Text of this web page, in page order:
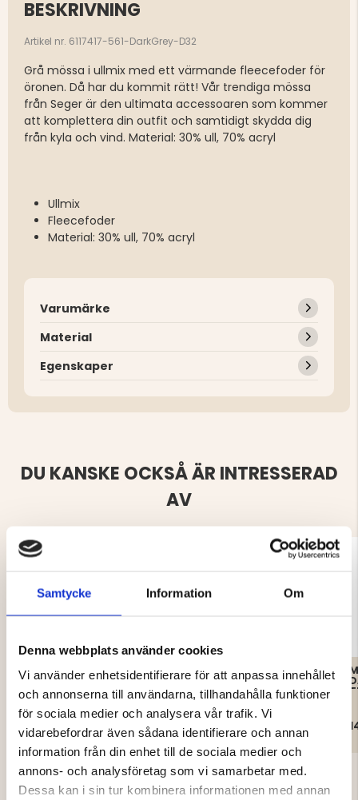
Samtycke Information Om
Denna webbplats använder cookies
Vi använder enhetsidentifierare för att anpassa innehållet
och annonserna till användarna, tillhandahålla funktioner
för sociala medier och analysera vår trafik. Vi
vidarebefordrar även sådana identifierare och annan
information från din enhet till de sociala medier och
annons- och analysföretag som vi samarbetar med.
Dessa kan i sin tur kombinera informationen med annan
BESKRIVNING
Artikel nr. 6117417-561-DarkGrey-D32
Grå mössa i ullmix med ett värmande fleecefoder för
öronen. Då har du kommit rätt! Vår trendiga mössa
från Seger är den ultimata accessoaren som kommer
att komplettera din outfit och samtidigt skydda dig
från kyla och vind. Material: 30% ull, 70% acryl
Ullmix
Fleecefoder
Material: 30% ull, 70% acryl
Varumärke
Material
Egenskaper
DU KANSKE OCKSÅ ÄR INTRESSERAD
AV
FODRADE
JAKTHANDSKAR, VAPITI-
BLAZE
199 kr
SKINNHANDSKE MED
FLEECEFODER – MOUNT
ZERO
199 kr